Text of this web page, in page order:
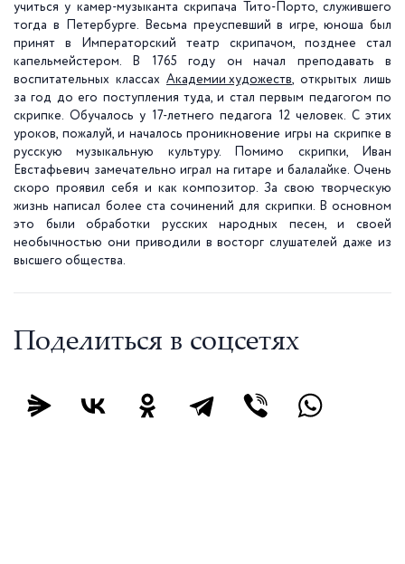
учиться у камер-музыканта скрипача Тито-Порто, служившего
тогда в Петербурге. Весьма преуспевший в игре, юноша был
принят в Императорский театр скрипачом, позднее стал
капельмейстером. В 1765 году он начал преподавать в
воспитательных классах Академии художеств, открытых лишь
за год до его поступления туда, и стал первым педагогом по
скрипке. Обучалось у 17-летнего педагога 12 человек. С этих
уроков, пожалуй, и началось проникновение игры на скрипке в
русскую музыкальную культуру. Помимо скрипки, Иван
Евстафьевич замечательно играл на гитаре и балалайке. Очень
скоро проявил себя и как композитор. За свою творческую
жизнь написал более ста сочинений для скрипки. В основном
это были обработки русских народных песен, и своей
необычностью они приводили в восторг слушателей даже из
высшего общества.
Поделиться в соцсетях